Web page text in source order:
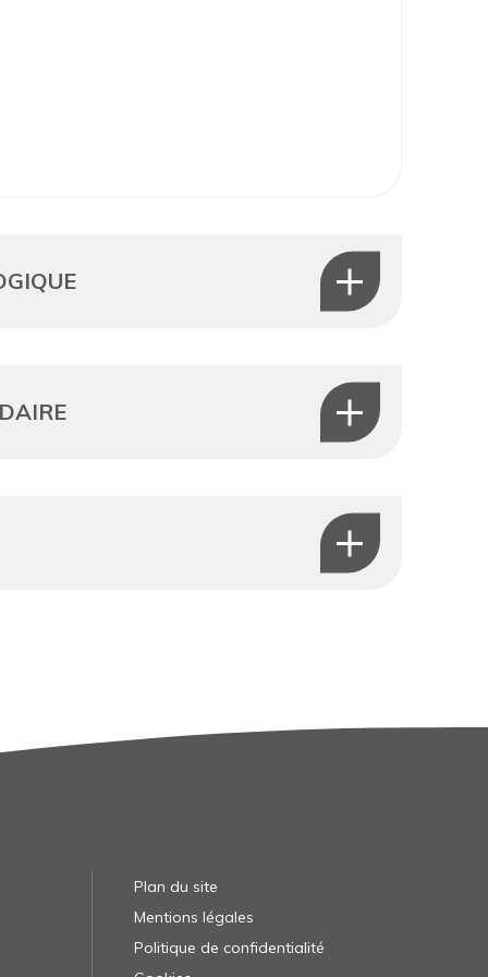
Plan du site
Mentions légales
Politique de confidentialité